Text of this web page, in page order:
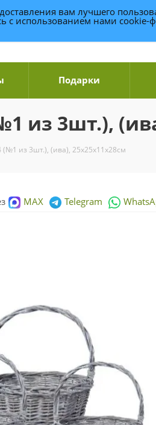
Подарки
из 3шт.),
из 3шт.), (ива), 25х25х11х28см
MAX Telegram
вам лучшего
с использованием нами